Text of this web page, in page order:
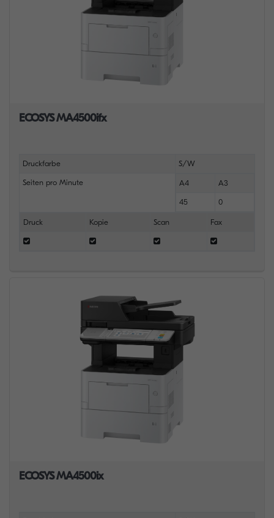
ECOSYS MA4500ifx
Druckfarbe S/W
Seiten pro Minute A4 A3
45 0
Druck Kopie Scan Fax
ECOSYS MA4500ix